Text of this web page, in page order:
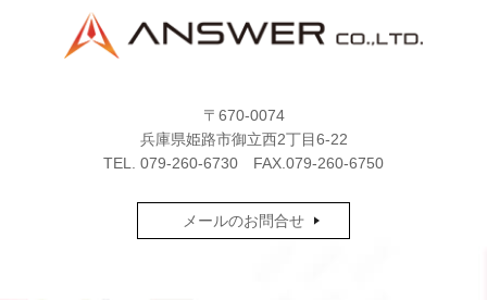
〒670-0074
兵庫県姫路市御立西2丁目6-22
TEL. 079-260-6730 FAX.079-260-6750
メールのお問合せ